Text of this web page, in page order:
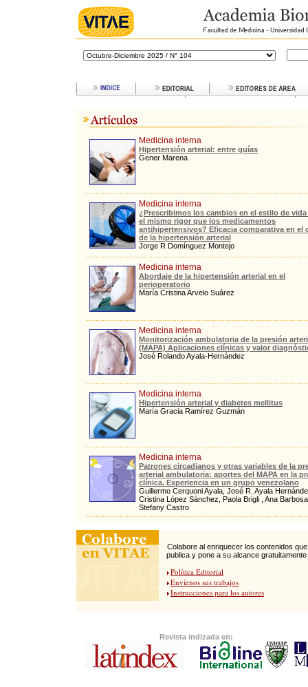
Medicina interna
Hipertensión arterial: entre guías
Gener Marena
Medicina interna
¿Prescribimos los cambios en el estilo de
el mismo rigor que los medicamentos
antihipertensivos? Eficacia comparativa en el
de la hipertensión arterial
Jorge R Domínguez Montejo
Medicina interna
Abordaje de la hipertensión arterial en el
perioperatorio
María Cristina Arvelo Suárez
Medicina interna
Monitorización ambulatoria de la presión
(MAPA) Aplicaciones clínicas y valor
José Rolando Ayala-Hernández
Medicina interna
Hipertensión arterial y diabetes mellitus
María Gracia Ramírez Guzmán
Medicina interna
Patrones circadianos y otras variables de la
arterial ambulatoria: aportes del MAPA en la
clínica. Experiencia en un grupo venezolano
Guillermo Cerquoni Ayala, José R. Ayala
Cristina López Sánchez, Paola Brigli , Ana
Stefany Castro
Colabore al enriquecer los contenidos que
publica y pone a su alcance gratuitamente
Política Editorial
Envíenos sus trabajos
Instrucciones para los autores
Revista indizada en: